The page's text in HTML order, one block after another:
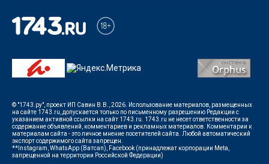
© "1743.ру", проект ИП Савин В.В., 2026. Использование материалов, размещенных
на сайте 1743.ru, допускается только по письменному разрешению Редакции с
указанием активной ссылки на сайт 1743.ru. 1743.ru не несет ответственности за
содержание объявлений, комментариев и рекламных материалов. Комментарии к
материалам сайта - это личное мнение посетителей сайта. Любой автоматический
экспорт содержимого сайта запрещен.
**Instagram, WhatsApp (Ватсап), Facebook (принадлежат корпорации Meta,
запрещенной на территории Российской Федерации)